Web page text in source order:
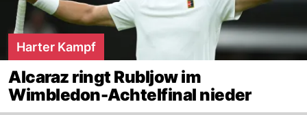
Harter Kampf
Alcaraz ringt Rubljow im
Wimbledon-Achtelfinal nieder